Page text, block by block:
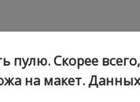
пулю. Скорее
на макет.